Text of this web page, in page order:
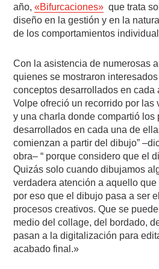
año,«Bifurcaciones» que trata
diseño en la gestión y en la
de los comportamientos
Con la asistencia de numerosas
quienes se mostraron
conceptos desarrollados en cada
Volpe ofreció un recorrido por las
y una charla donde compartió los
desarrollados en cada una de
comienzan a partir del dibujo”
obra– “ porque considero que el
Quizás solo cuando dibujamos
verdadera atención a aquello
por eso que el dibujo pasa a ser
procesos creativos. Que se
medio del collage, del bordado,
pasan a la digitalización para
acabado final.»